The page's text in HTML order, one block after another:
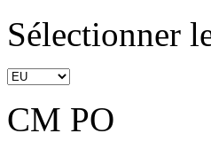
Sélectionner
CM PO